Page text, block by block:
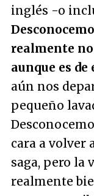
inglés -o
realmente
aunque es
aún nos
pequeño
cara a volver
saga, pero la
realmente